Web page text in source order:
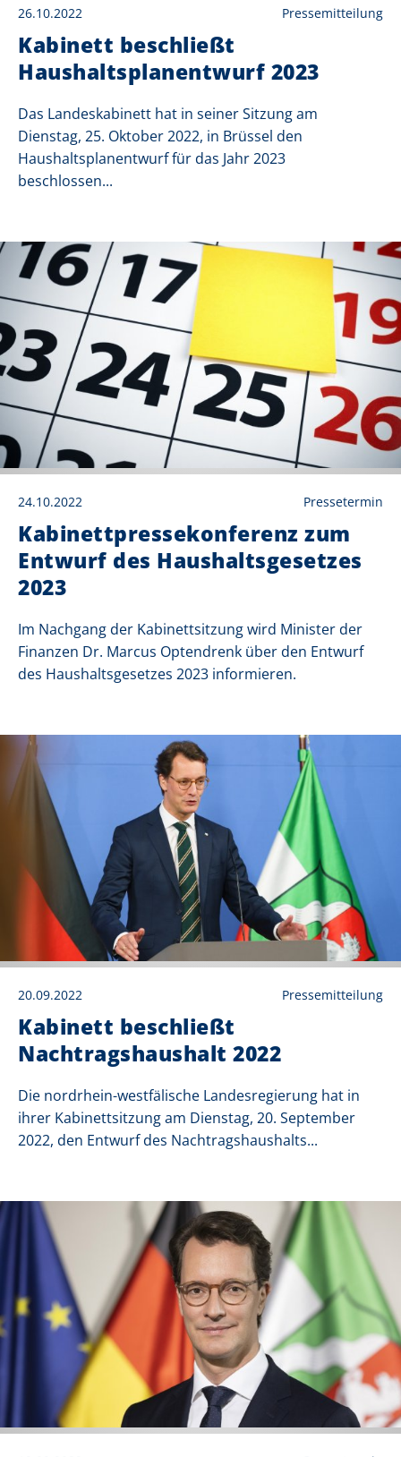
26.10.2022 Pressemitteilung
Kabinett beschließt
Haushaltsplanentwurf 2023
Das Landeskabinett hat in seiner Sitzung am
Dienstag, 25. Oktober 2022, in Brüssel den
Haushaltsplanentwurf für das Jahr 2023
beschlossen...
24.10.2022 Pressetermin
Kabinettpressekonferenz zum
Entwurf des Haushaltsgesetzes
2023
Im Nachgang der Kabinettsitzung wird Minister der
Finanzen Dr. Marcus Optendrenk über den Entwurf
des Haushaltsgesetzes 2023 informieren.
20.09.2022 Pressemitteilung
Kabinett beschließt
Nachtragshaushalt 2022
Die nordrhein-westfälische Landesregierung hat in
ihrer Kabinettsitzung am Dienstag, 20. September
2022, den Entwurf des Nachtragshaushalts...